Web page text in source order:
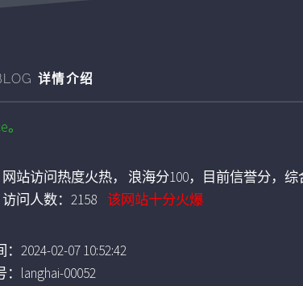
详情介绍
网站访问热度火热， 浪海分100，目前信誉分，
访问人数：2158 该网站十分火爆
：2024-02-07 10:52:42
langhai-00052